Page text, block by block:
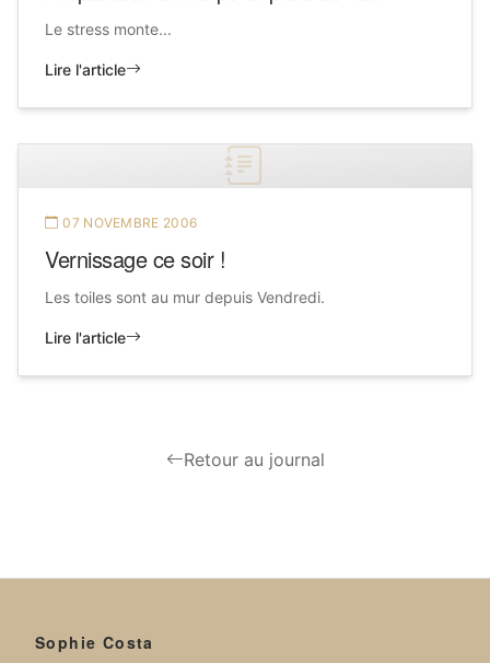
Le stress monte...
Lire l'article
07 NOVEMBRE 2006
Vernissage ce soir !
Les toiles sont au mur depuis Vendredi.
Lire l'article
Retour au journal
Sophie Costa